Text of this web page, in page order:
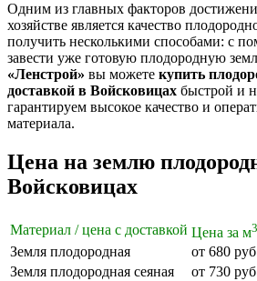
Одним из главных факторов
хозяйстве является качество
получить несколькими способами: с
завести уже готовую плодородную
«Ленстрой» вы можете купить
доставкой в Войсковицах быстрой и
гарантируем высокое качество и
материала.
Цена на землю
Войсковицах
Материал / цена с доставкой Цена за м3
Земля плодородная
от 680
Земля плодородная сеяная
от 730